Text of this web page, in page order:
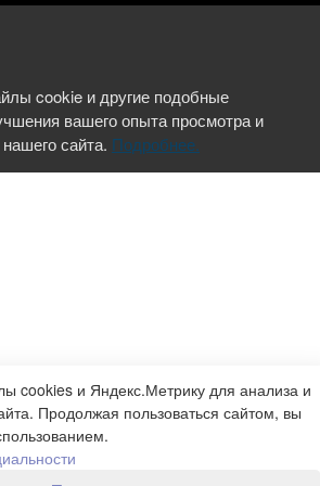
cookies и Яндекс.Метрику для анализа и
Продолжая пользоваться сайтом, вы
cookie и другие подобные
вашего опыта просмотра и
сайта. Подробнее.